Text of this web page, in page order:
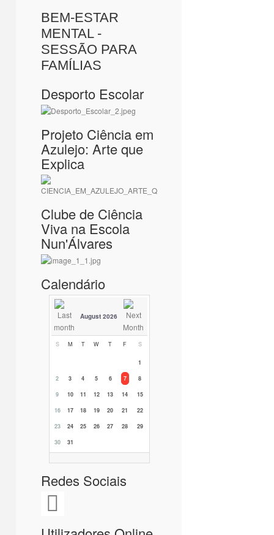
BEM-ESTAR
MENTAL -
SESSÃO PARA
FAMÍLIAS
Desporto Escolar
Projeto Ciência em
Azulejo: Arte que
Explica
Clube de Ciência
Viva na Escola
Nun'Álvares
Calendário
August 2026
S M T W T F S
1
2
3 4 5 6 7
8
9
10 11 12 13 14
15
16
17 18 19 20 21
22
23
24 25 26 27 28
29
30
31
Redes Sociais